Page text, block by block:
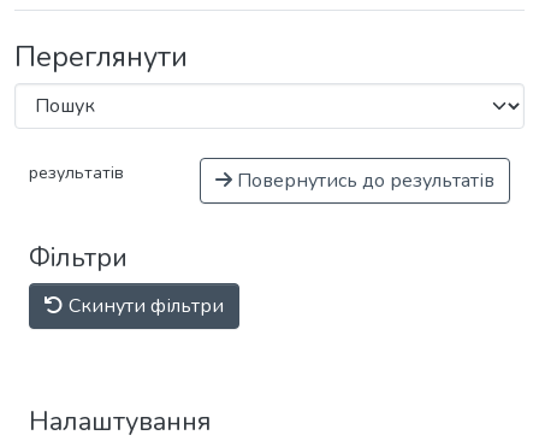
Переглянути
результатів Повернутись до результатів
Фільтри
Скинути фільтри
Налаштування